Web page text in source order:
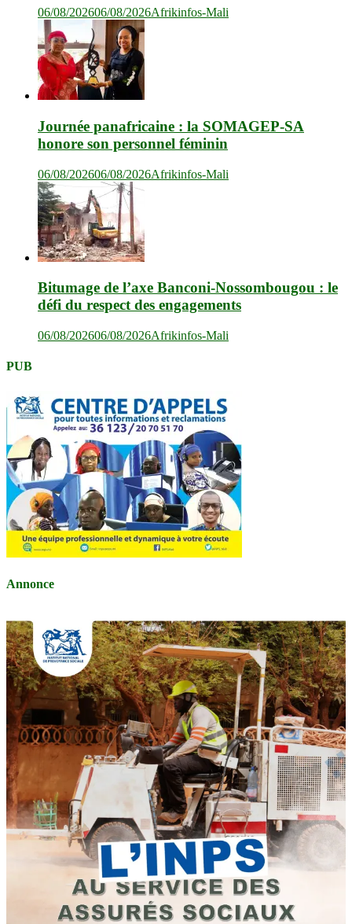
06/08/202606/08/2026Afrikinfos-Mali
Journée panafricaine : la SOMAGEP-SA
honore son personnel féminin
06/08/202606/08/2026Afrikinfos-Mali
Bitumage de l’axe Banconi-Nossombougou : le
défi du respect des engagements
06/08/202606/08/2026Afrikinfos-Mali
PUB
Annonce